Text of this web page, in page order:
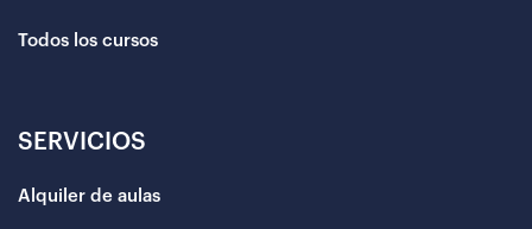
Todos los cursos
SERVICIOS
Alquiler de aulas